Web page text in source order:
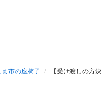
ま市の座椅子 【受け渡しの方